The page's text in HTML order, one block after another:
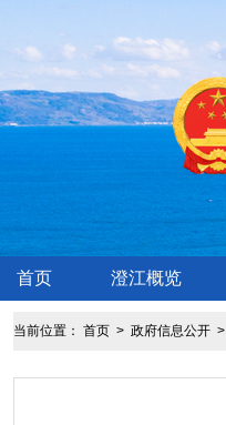
首页 澄江概览
当前位置： 首页> 政府信息公开>